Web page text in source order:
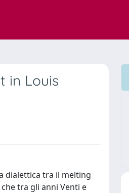
in Louis
dialettica tra il melting
tra gli anni Venti e